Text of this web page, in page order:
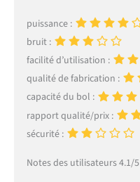
puissance :
bruit :
facilité d’utilisation :
qualité de fabrication :
capacité du bol :
rapport qualité/prix :
sécurité :
Notes des utilisateurs 4.1/5